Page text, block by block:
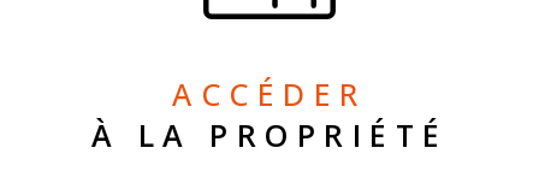
ACCÉDER
À LA PROPRIÉTÉ